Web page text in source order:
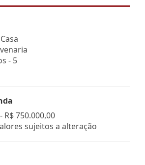
- 5
R$ 750.000,00
sujeitos a alteração